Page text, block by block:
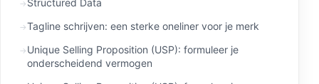
Structured Data
Tagline schrijven: een sterke oneliner voor je merk
Unique Selling Proposition (USP): formuleer je
onderscheidend vermogen